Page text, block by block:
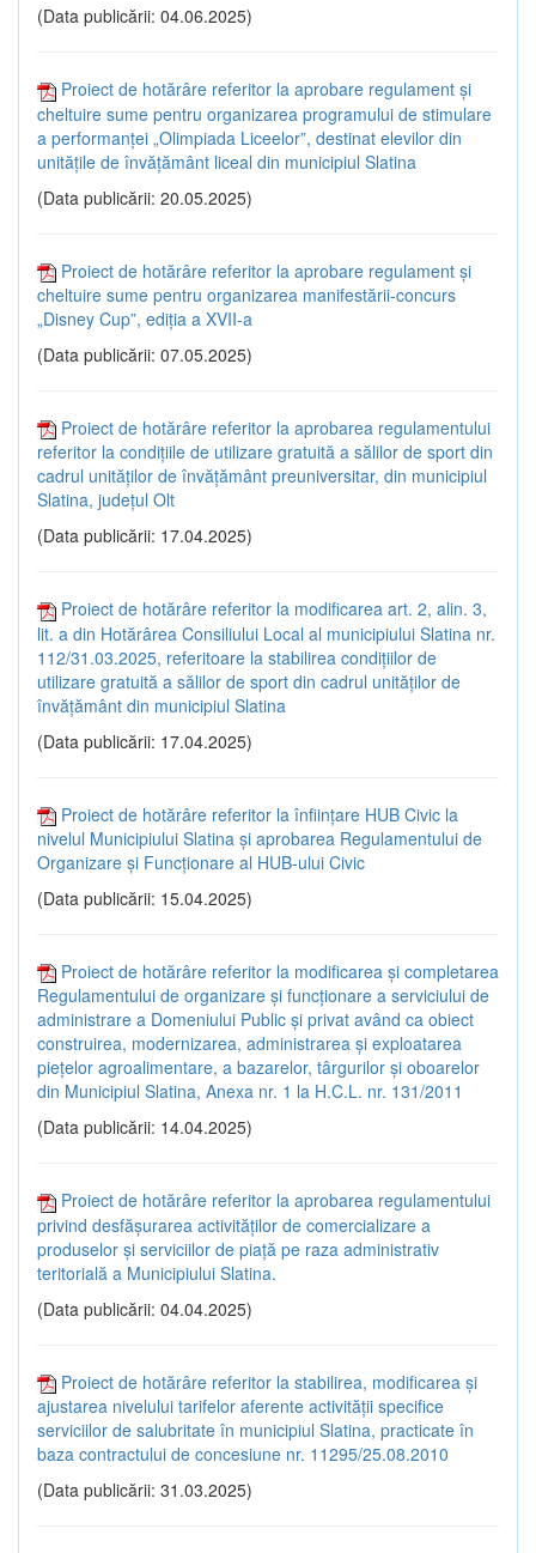
(Data publicării: 04.06.2025)
Proiect de hotărâre referitor la aprobare regulament și
cheltuire sume pentru organizarea programului de stimulare
a performanței „Olimpiada Liceelor”, destinat elevilor din
unitățile de învățământ liceal din municipiul Slatina
(Data publicării: 20.05.2025)
Proiect de hotărâre referitor la aprobare regulament și
cheltuire sume pentru organizarea manifestării-concurs
„Disney Cup”, ediția a XVII-a
(Data publicării: 07.05.2025)
Proiect de hotărâre referitor la aprobarea regulamentului
referitor la condițiile de utilizare gratuită a sălilor de sport din
cadrul unităților de învățământ preuniversitar, din municipiul
Slatina, județul Olt
(Data publicării: 17.04.2025)
Proiect de hotărâre referitor la modificarea art. 2, alin. 3,
lit. a din Hotărârea Consiliului Local al municipiului Slatina nr.
112/31.03.2025, referitoare la stabilirea condițiilor de
utilizare gratuită a sălilor de sport din cadrul unităților de
învățământ din municipiul Slatina
(Data publicării: 17.04.2025)
Proiect de hotărâre referitor la înființare HUB Civic la
nivelul Municipiului Slatina și aprobarea Regulamentului de
Organizare și Funcționare al HUB-ului Civic
(Data publicării: 15.04.2025)
Proiect de hotărâre referitor la modificarea și completarea
Regulamentului de organizare și funcționare a serviciului de
administrare a Domeniului Public și privat având ca obiect
construirea, modernizarea, administrarea și exploatarea
piețelor agroalimentare, a bazarelor, târgurilor și oboarelor
din Municipiul Slatina, Anexa nr. 1 la H.C.L. nr. 131/2011
(Data publicării: 14.04.2025)
Proiect de hotărâre referitor la aprobarea regulamentului
privind desfăşurarea activităţilor de comercializare a
produselor şi serviciilor de piaţă pe raza administrativ
teritorială a Municipiului Slatina.
(Data publicării: 04.04.2025)
Proiect de hotărâre referitor la stabilirea, modificarea şi
ajustarea nivelului tarifelor aferente activității specifice
serviciilor de salubritate în municipiul Slatina, practicate în
baza contractului de concesiune nr. 11295/25.08.2010
(Data publicării: 31.03.2025)